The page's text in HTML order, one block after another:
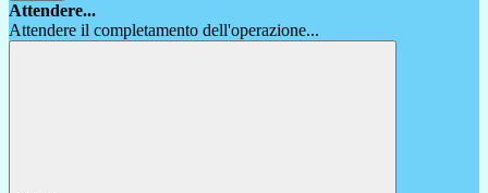
Attendere...
Attendere il completamento dell'operazione...